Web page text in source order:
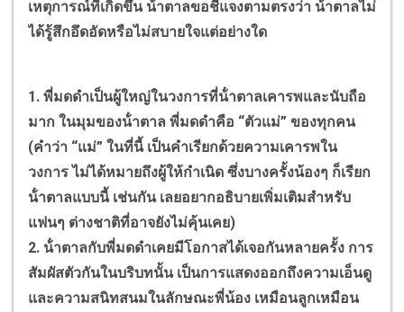
เหตุการณ์ที่เกิดขึ้น น้ําตาลขอชี้แจงตามตรงว่า น้ําตาลไม่
ได้รู้สึกอึดอัดหรือไม่สบายใจแต่อย่างใด
1. พี่มดดําเป็นผู้ใหญ่ในวงการที่น้ําตาลเคารพและนับถือ
มาก ในมุมของน้ําตาล พี่มดดําคือ “ตัวแม่” ของทุกคน
(คําว่า “แม่” ในที่นี้ เป็นคําเรียกด้วยความเคารพใน
วงการ ไม่ได้หมายถึงผู้ให้กําเนิด ซึ่งบางครั้งน้องๆ ก็เรียก
น้ําตาลแบบนี้ เช่นกัน เลยอยากอธิบายเพิ่มเติมสําหรับ
แฟนๆ ต่างชาติที่อาจยังไม่คุ้นเคย)
2. น้ําตาลกับพี่มดดําเคยมีโอกาสได้เจอกันหลายครั้ง การ
สัมผัสตัวกันในบริบทนั้น เป็นการแสดงออกถึงความเอ็นดู
และความสนิทสนมในลักษณะพี่น้อง เหมือนลูกเหมือน